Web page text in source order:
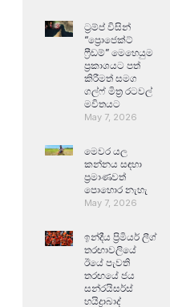
ට්‍රම්ප් විසින්
“ප්‍රොජෙක්ට්
ෆ්‍රීඩම්” මෙහෙයුම
ප්‍රකාශයට පත්
කිරීමත් සමග
ගල්ෆ් මිත්‍ර රටවල්
මවිතයට
May 7, 2026
මෙවර යල
කන්නය සඳහා
ප්‍රමාණවත්
පොහොර නැහැ
May 7, 2026
ඉන්දීය ප්‍රිමියර් ලීග්
තරඟාවලියේ
ඊයේ පැවති
තරඟයේ ජය
සන්රයිසර්ස්
හයිද්‍රාබාද්